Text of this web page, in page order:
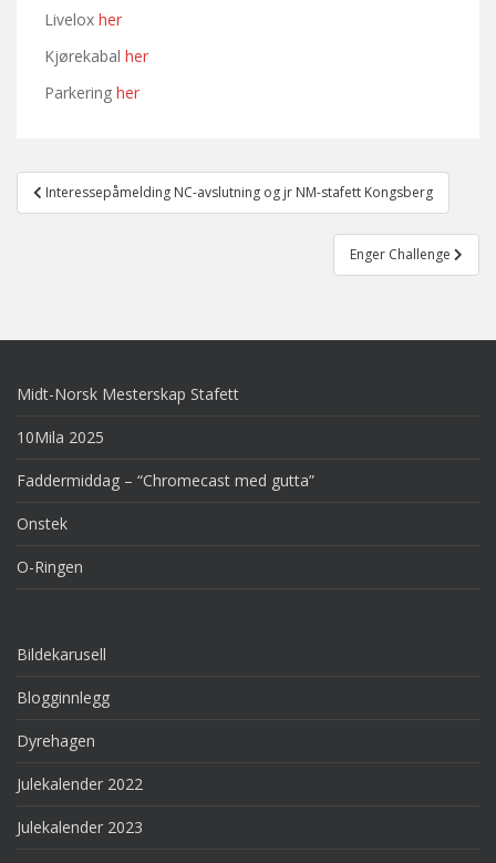
Livelox her
Kjørekabal her
Parkering her
Post
navigation
Interessepåmelding NC-avslutning og jr NM-stafett Kongsberg
Enger Challenge
Midt-Norsk Mesterskap Stafett
10Mila 2025
Faddermiddag – “Chromecast med gutta”
Onstek
O-Ringen
Bildekarusell
Blogginnlegg
Dyrehagen
Julekalender 2022
Julekalender 2023